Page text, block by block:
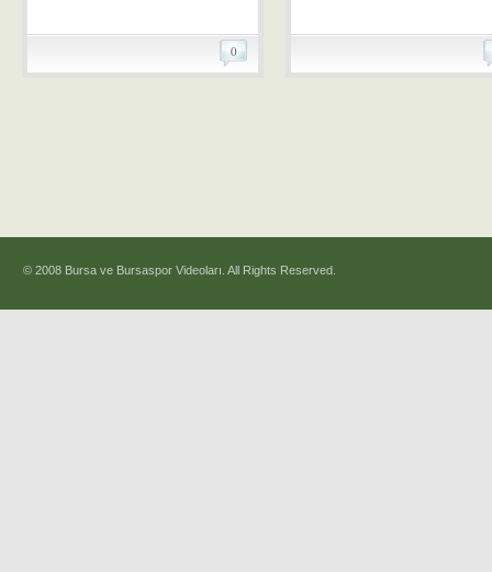
0
© 2008 Bursa ve Bursaspor Videoları. All Rights Reserved.